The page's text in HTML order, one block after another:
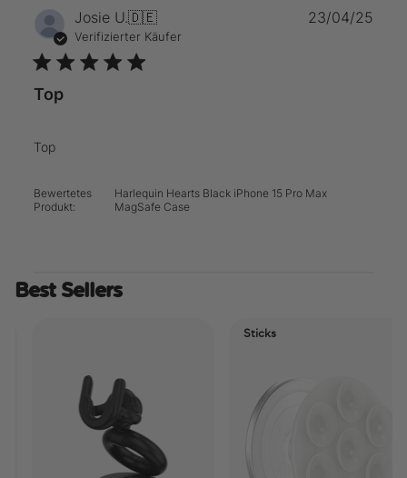
Josie U.🇩🇪
Verifizierter Käufer
Top
Top
Bewertetes
Produkt:
Harlequin Hearts Black iPhone 15 Pro Max
MagSafe Case
23/04/25
Best Sellers
Sticks